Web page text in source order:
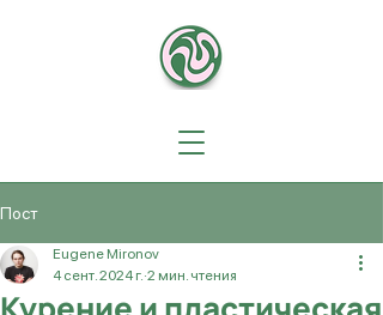
Пост
Eugene Mironov
4 сент. 2024 г. 2 мин. чтения